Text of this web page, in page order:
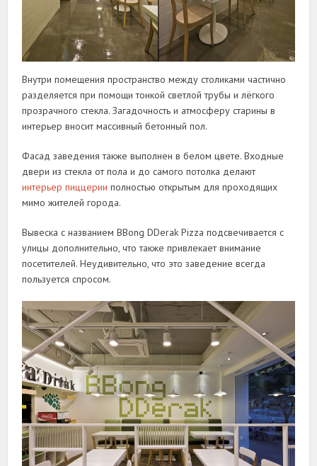
Внутри помещения пространство между столиками частично
разделяется при помощи тонкой светлой трубы и лёгкого
прозрачного стекла. Загадочность и атмосферу старины в
интерьер вносит массивный бетонный пол.
Фасад заведения также выполнен в белом цвете. Входные
двери из стекла от пола и до самого потолка делают
интерьер пиццерии полностью открытым для проходящих
мимо жителей города.
Вывеска с названием BBong DDerak Pizza подсвечивается с
улицы дополнительно, что также привлекает внимание
посетителей. Неудивительно, что это заведение всегда
пользуется спросом.